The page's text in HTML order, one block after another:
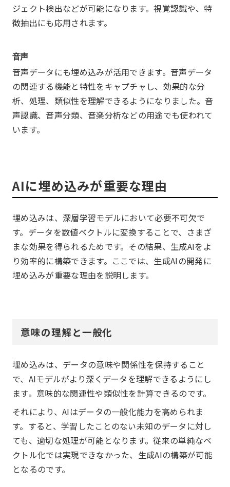
ジェクト検出などが可能になります。視覚認識や、特
徴抽出にも応用されます。
音声
音声データにも埋め込みが活用できます。音声データ
の関連する機能と特性をキャプチャし、効果的な分
析、処理、類似性を理解できるようになりました。音
声認識、音声分類、音楽分析などの用途でも使われて
います。
AIに埋め込みが重要な理由
埋め込みは、深層学習モデルにおいて必要不可欠で
す。データを数値ベクトルに変換することで、さまざ
まな効果を得られるためです。その結果、生成AIをよ
り効率的に構築できます。ここでは、生成AIの開発に
埋め込みが重要な理由を説明します。
意味の理解と一般化
埋め込みは、データの意味や関係性を保持すること
で、AIモデルがより深くデータを理解できるようにし
ます。意味的な関連性や類似性を計算できるのです。
それにより、AIはデータの一般化能力を高められま
す。すると、学習したことのない未知のデータに対し
ても、適切な処理が可能となります。従来の単純なベ
クトル化では実現できなかった、生成AIの構築が可能
となるのです。